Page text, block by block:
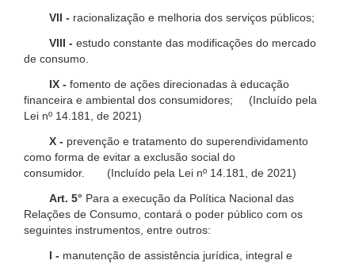
VII - racionalização e melhoria dos serviços públicos;
VIII - estudo constante das modificações do mercado
de consumo.
IX - fomento de ações direcionadas à educação
financeira e ambiental dos consumidores; (Incluído pela
Lei nº 14.181, de 2021)
X - prevenção e tratamento do superendividamento
como forma de evitar a exclusão social do
consumidor. (Incluído pela Lei nº 14.181, de 2021)
Art. 5° Para a execução da Política Nacional das
Relações de Consumo, contará o poder público com os
seguintes instrumentos, entre outros:
I - manutenção de assistência jurídica, integral e